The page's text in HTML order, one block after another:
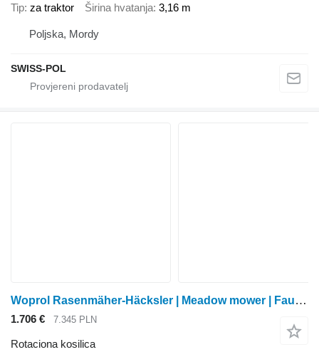
Tip za traktor Širina hvatanja 3,16 m
Poljska, Mordy
SWISS-POL
Woprol Rasenmäher-Häcksler | Meadow mower | Faucheuse broyeuse 1,8 m
1.706 € 7.345 PLN
Rotaciona kosilica